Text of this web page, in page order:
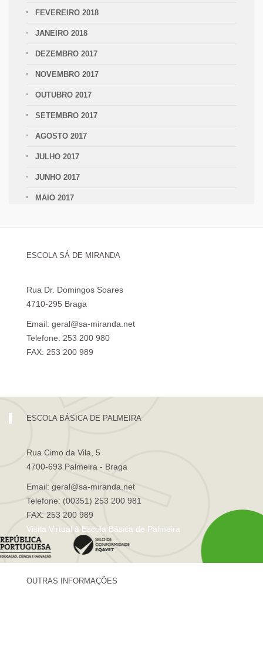
FEVEREIRO 2018
JANEIRO 2018
DEZEMBRO 2017
NOVEMBRO 2017
OUTUBRO 2017
SETEMBRO 2017
AGOSTO 2017
JULHO 2017
JUNHO 2017
MAIO 2017
ESCOLA SÁ DE MIRANDA
Rua Dr. Domingos Soares
4710-295 Braga
Email: geral@sa-miranda.net
Telefone: 253 200 980
FAX: 253 200 989
ESCOLA BÁSICA DE PALMEIRA
Rua Cimo da Vila, 5
4700-693 Palmeira - Braga
Email: geral@sa-miranda.net
Telefone: (00351) 253 200 981
FAX: 253 200 989
Visita Virtual à Escola Básica de Palmeira
OUTRAS INFORMAÇÕES